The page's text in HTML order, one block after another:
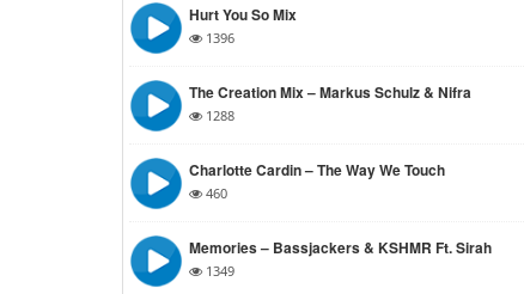
Hurt You So Mix
1396
The Creation Mix – Markus Schulz & Nifra
1288
Charlotte Cardin – The Way We Touch
460
Memories – Bassjackers & KSHMR Ft. Sirah
1349